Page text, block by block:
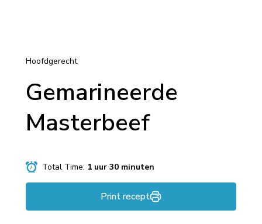
Hoofdgerecht
Gemarineerde
Masterbeef
Total Time: 1 uur 30 minuten
Print recept